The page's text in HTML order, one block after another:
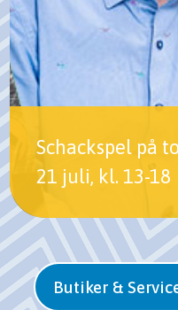
Schackspel på
21 juli, kl. 13-18
Butiker &